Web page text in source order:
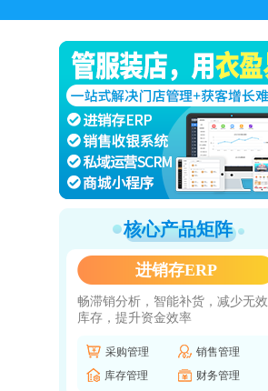
核心产品矩阵
进销存ERP
畅滞销分析，智能补货，减少无效
库存，提升资金效率
采购管理
销售管理
库存管理
财务管理